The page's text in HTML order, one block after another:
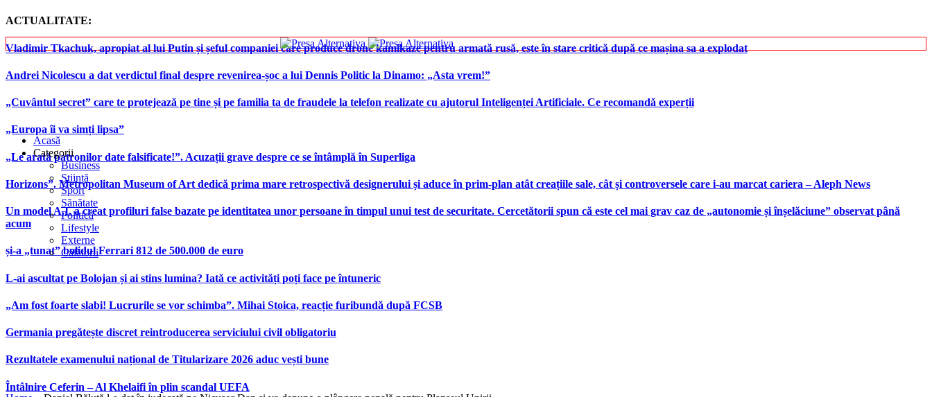
ACTUALITATE:
Vladimir Tkachuk, apropiat al lui Putin și șeful companiei care produce drone kamikaze pentru armată rusă, este în stare critică după ce mașina sa a explodat
Andrei Nicolescu a dat verdictul final despre revenirea-șoc a lui Dennis Politic la Dinamo: „Asta vrem!”
„Cuvântul secret” care te protejează pe tine și pe familia ta de fraudele la telefon realizate cu ajutorul Inteligenței Artificiale. Ce recomandă experții
„Europa îi va simți lipsa”
„Le arată patronilor date falsificate!”. Acuzații grave despre ce se întâmplă în Superliga
Horizons”. Metropolitan Museum of Art dedică prima mare retrospectivă designerului și aduce în prim-plan atât creațiile sale, cât și controversele care i-au marcat cariera – Aleph News
Un model A.I. a creat profiluri false bazate pe identitatea unor persoane în timpul unui test de securitate. Cercetătorii spun că este cel mai grav caz de „autonomie și înșelăciune” observat până
acum
și-a „tunat” bolidul Ferrari 812 de 500.000 de euro
L-ai ascultat pe Bolojan și ai stins lumina? Iată ce activități poți face pe întuneric
„Am fost foarte slabi! Lucrurile se vor schimba”. Mihai Stoica, reacție furibundă după FCSB
Germania pregătește discret reintroducerea serviciului civil obligatoriu
Rezultatele examenului național de Titularizare 2026 aduc vești bune
Întâlnire Ceferin – Al Khelaifi în plin scandal UEFA
Acasă
Categorii
Business
Știință
Sport
Sănătate
Politică
Lifestyle
Externe
Călătorii